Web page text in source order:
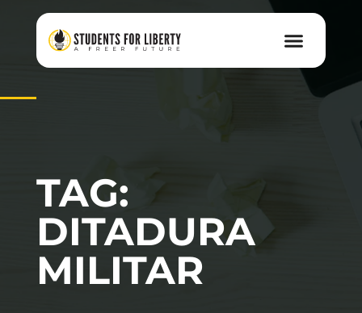
TAG:
DITADURA
MILITAR